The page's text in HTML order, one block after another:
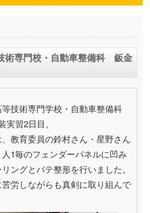
術専門校・自動車整備科 鈑金
技術専門学校・自動車整備科
実習2日目。
教育委員の鈴村さん・星野さん
1毎のフェンダーパネルに凹み
ングとパテ整形を行いました。
労しながらも真剣に取り組んで